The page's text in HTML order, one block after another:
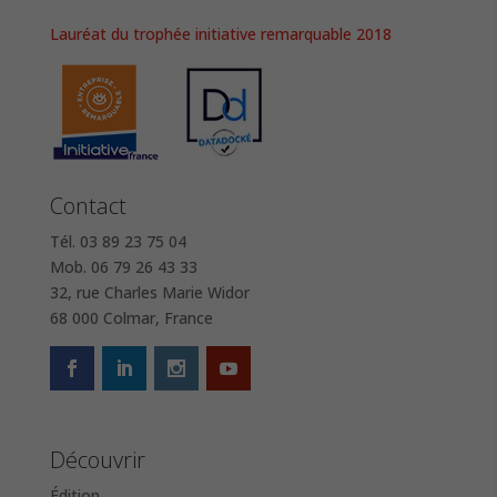
Lauréat du trophée initiative remarquable 2018
Contact
Tél. 03 89 23 75 04
Mob. 06 79 26 43 33
32, rue Charles Marie Widor
68 000 Colmar, France
Découvrir